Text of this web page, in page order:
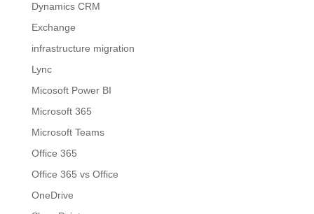
Dynamics CRM
Exchange
infrastructure migration
Lync
Micosoft Power BI
Microsoft 365
Microsoft Teams
Office 365
Office 365 vs Office
OneDrive